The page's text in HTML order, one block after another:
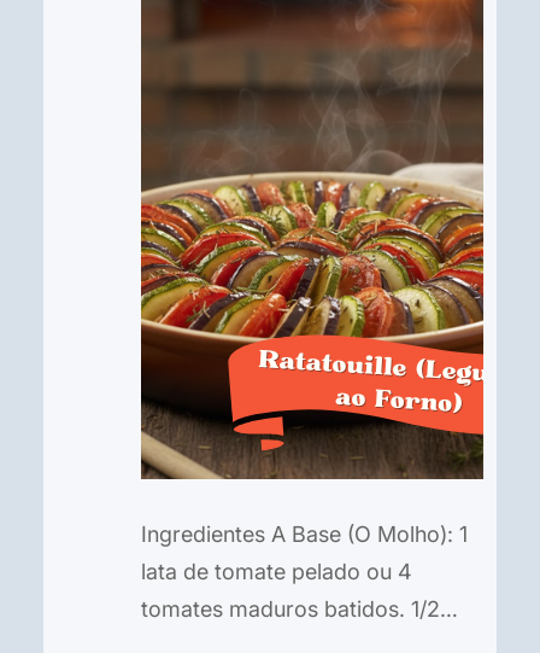
Ingredientes A Base (O Molho): 1
lata de tomate pelado ou 4
tomates maduros batidos. 1/2